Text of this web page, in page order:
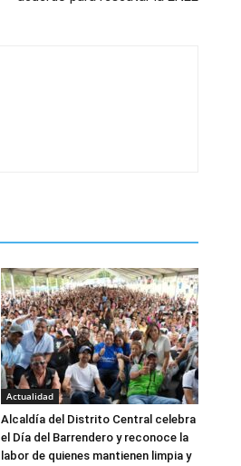
Actualidad
Alcaldía del Distrito Central celebra
el Día del Barrendero y reconoce la
labor de quienes mantienen limpia y